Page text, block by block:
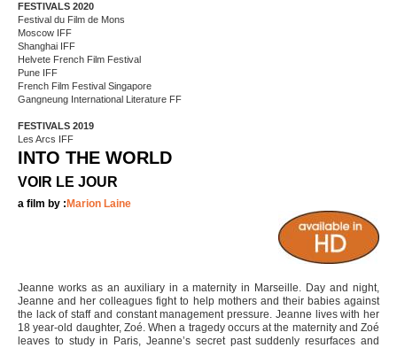
FESTIVALS 2020
Festival du Film de Mons
Moscow IFF
Shanghai IFF
Helvete French Film Festival
Pune IFF
French Film Festival Singapore
Gangneung International Literature FF
FESTIVALS 2019
Les Arcs IFF
INTO THE WORLD
VOIR LE JOUR
a film by : Marion Laine
Jeanne works as an auxiliary in a maternity in Marseille. Day and night,
Jeanne and her colleagues fight to help mothers and their babies against
the lack of staff and constant management pressure. Jeanne lives with her
18 year-old daughter, Zoé. When a tragedy occurs at the maternity and Zoé
leaves to study in Paris, Jeanne’s secret past suddenly resurfaces and